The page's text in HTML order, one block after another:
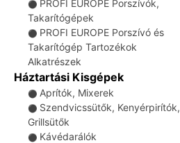
⚫ PROFI EUROPE Porszívók,
Takarítógépek
⚫ PROFI EUROPE Porszívó és
Takarítógép Tartozékok
Alkatrészek
Háztartási Kisgépek
⚫ Aprítók, Mixerek
⚫ Szendvicssütők, Kenyérpirítók,
Grillsütők
⚫ Kávédarálók